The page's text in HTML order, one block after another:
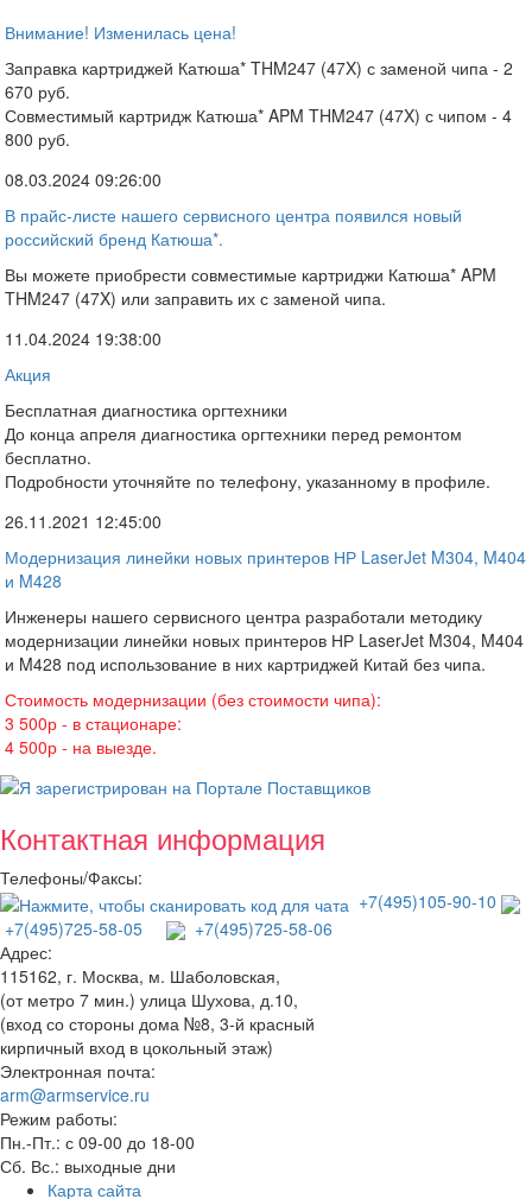
Внимание! Изменилась цена!
Заправка картриджей Катюша* THM247 (47X) с заменой чипа - 2
670 руб.
Совместимый картридж Катюша* APM THM247 (47X) с чипом - 4
800 руб.
08.03.2024 09:26:00
В прайс-листе нашего сервисного центра появился новый
российский бренд Катюша*.
Вы можете приобрести совместимые картриджи Катюша* APM
THM247 (47X) или заправить их с заменой чипа.
11.04.2024 19:38:00
Акция
Бесплатная диагностика оргтехники
До конца апреля диагностика оргтехники перед ремонтом
бесплатно.
Подробности уточняйте по телефону, указанному в профиле.
26.11.2021 12:45:00
Модернизация линейки новых принтеров НР LaserJet M304, M404
и M428
Инженеры нашего сервисного центра разработали методику
модернизации линейки новых принтеров НР LaserJet M304, M404
и M428 под использование в них картриджей Китай без чипа.
Стоимость модернизации (без стоимости чипа):
3 500р - в стационаре:
4 500р - на выезде.
Контактная информация
Телефоны/Факсы:
+7(495)105-90-10
+7(495)725-58-05
+7(495)725-58-06
Адрес:
115162, г. Москва, м. Шаболовская,
(от метро 7 мин.) улица Шухова, д.10,
(вход со стороны дома №8, 3-й красный
кирпичный вход в цокольный этаж)
Электронная почта:
arm@armservice.ru
Режим работы:
Пн.-Пт.: с 09-00 до 18-00
Сб. Вс.: выходные дни
Карта сайта